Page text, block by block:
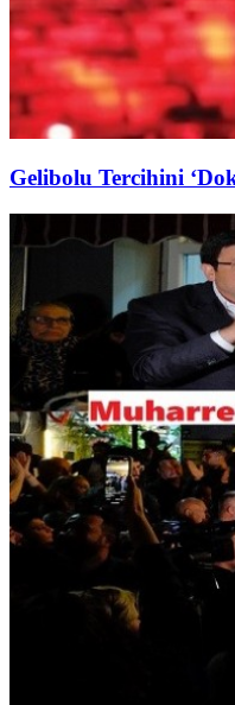
Gelibolu Tercihini